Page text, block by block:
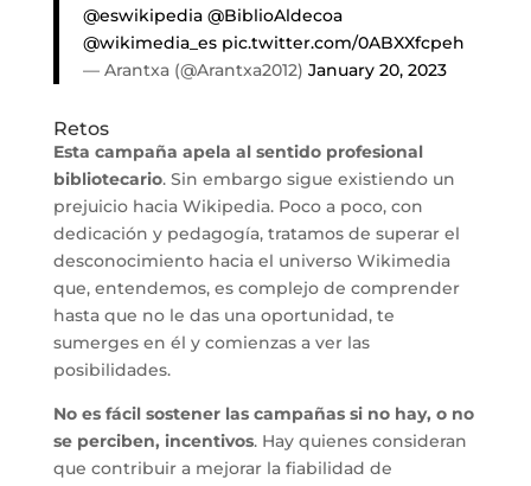
@eswikipedia @BiblioAldecoa
@wikimedia_es pic.twitter.com/0ABXXfcpeh
— Arantxa (@Arantxa2012) January 20, 2023
Retos
Esta campaña apela al sentido profesional
bibliotecario. Sin embargo sigue existiendo un
prejuicio hacia Wikipedia. Poco a poco, con
dedicación y pedagogía, tratamos de superar el
desconocimiento hacia el universo Wikimedia
que, entendemos, es complejo de comprender
hasta que no le das una oportunidad, te
sumerges en él y comienzas a ver las
posibilidades.
No es fácil sostener las campañas si no hay, o no
se perciben, incentivos. Hay quienes consideran
que contribuir a mejorar la fiabilidad de